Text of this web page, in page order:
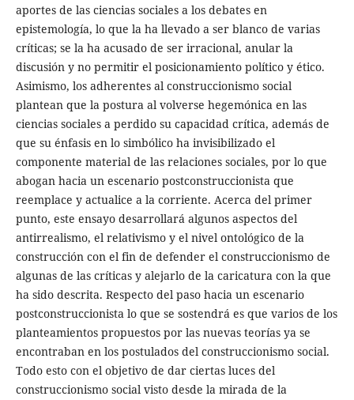
aportes de las ciencias sociales a los debates en
epistemología, lo que la ha llevado a ser blanco de varias
críticas; se la ha acusado de ser irracional, anular la
discusión y no permitir el posicionamiento político y ético.
Asimismo, los adherentes al construccionismo social
plantean que la postura al volverse hegemónica en las
ciencias sociales a perdido su capacidad crítica, además de
que su énfasis en lo simbólico ha invisibilizado el
componente material de las relaciones sociales, por lo que
abogan hacia un escenario postconstruccionista que
reemplace y actualice a la corriente. Acerca del primer
punto, este ensayo desarrollará algunos aspectos del
antirrealismo, el relativismo y el nivel ontológico de la
construcción con el fin de defender el construccionismo de
algunas de las críticas y alejarlo de la caricatura con la que
ha sido descrita. Respecto del paso hacia un escenario
postconstruccionista lo que se sostendrá es que varios de los
planteamientos propuestos por las nuevas teorías ya se
encontraban en los postulados del construccionismo social.
Todo esto con el objetivo de dar ciertas luces del
construccionismo social visto desde la mirada de la